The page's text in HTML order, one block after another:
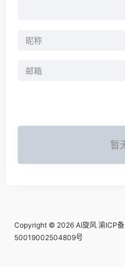
暂
Copyright © 2026 AI旋风 渝ICP
50019002504809号